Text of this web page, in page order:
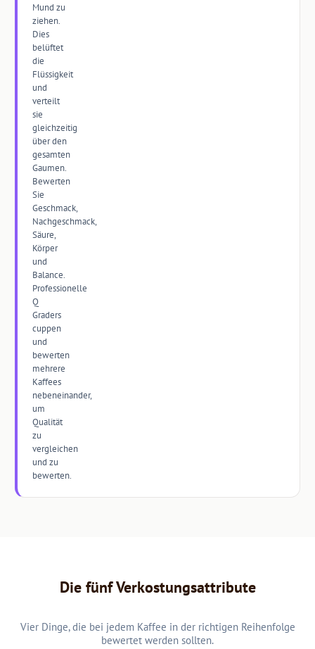
Mund zu
ziehen.
Dies
belüftet
die
Flüssigkeit
und
verteilt
sie
gleichzeitig
über den
gesamten
Gaumen.
Bewerten
Sie
Geschmack,
Nachgeschmack,
Säure,
Körper
und
Balance.
Professionelle
Q
Graders
cuppen
und
bewerten
mehrere
Kaffees
nebeneinander,
um
Qualität
zu
vergleichen
und zu
bewerten.
Die fünf Verkostungsattribute
Vier Dinge, die bei jedem Kaffee in der richtigen Reihenfolge
bewertet werden sollten.